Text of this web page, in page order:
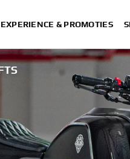
EXPERIENCE & PROMOTIES